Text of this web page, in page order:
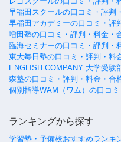
早稲田スクールの口コミ・評判
早稲田アカデミーの口コミ・評
増田塾の口コミ・評判・料金・
臨海セミナーの口コミ・評判・
東大毎日塾の口コミ・評判・料
ENGLISH COMPANY 大学受験
森塾の口コミ・評判・料金・合
個別指導WAM（ワム）の口コ
ランキングから探す
学習塾・予備校おすすめランキ